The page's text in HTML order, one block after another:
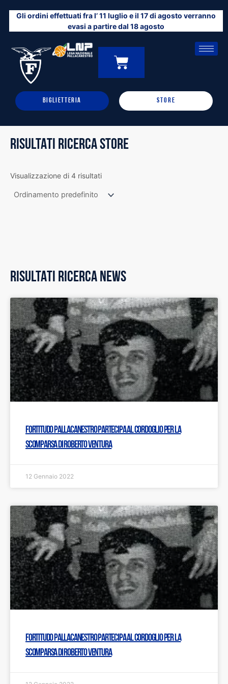
contenuto
Gli ordini effettuati fra l’ 11 luglio e il 17 di agosto verranno
evasi a partire dal 18 agosto
0
CARRELLO
BIGLIETTERIA STORE
RISULTATI RICERCA STORE
Visualizzazione di 4 risultati
RISULTATI RICERCA NEWS
Fortitudo Pallacanestro partecipa al cordoglio per la
scomparsa di Roberto Ventura
12 Gennaio 2022
Fortitudo Pallacanestro partecipa al cordoglio per la
scomparsa di Roberto Ventura